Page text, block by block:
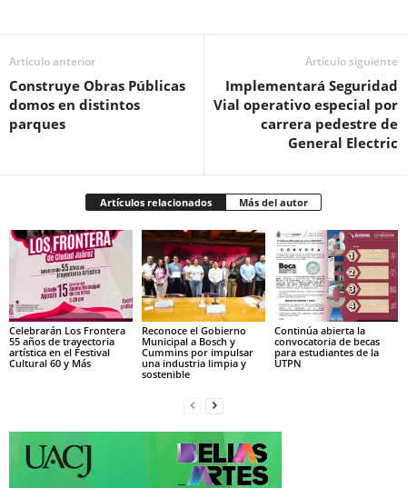
Artículo anterior
Construye Obras Públicas
domos en distintos
parques
Artículo siguiente
Implementará Seguridad
Vial operativo especial por
carrera pedestre de
General Electric
Artículos relacionados Más del autor
Celebrarán Los Frontera
55 años de trayectoria
artística en el Festival
Cultural 60 y Más
Reconoce el Gobierno
Municipal a Bosch y
Cummins por impulsar
una industria limpia y
sostenible
Continúa abierta la
convocatoria de becas
para estudiantes de la
UTPN